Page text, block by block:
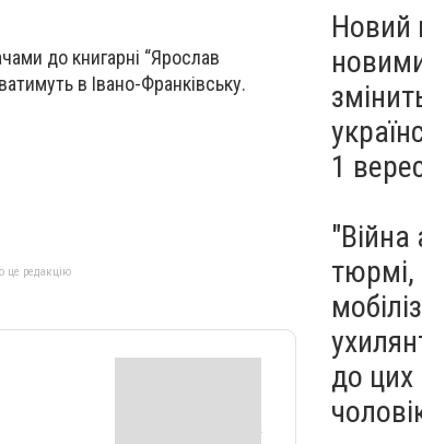
до книгарні “Ярослав
в Івано-Франківську.
це редакцію
Новий
1
"Війна
тюрмі,
до цих